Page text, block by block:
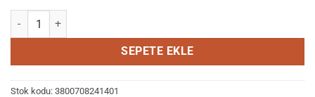
MM Beauty M 20 Küllü Sarı (Pearl Blond) adet
SEPETE EKLE
Stok kodu: 3800708241401